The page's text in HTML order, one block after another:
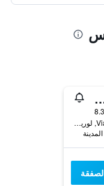
Via San Francesco 15, لوريتو (ايطاليا), مقاطعة أنكونا, إيطاليا